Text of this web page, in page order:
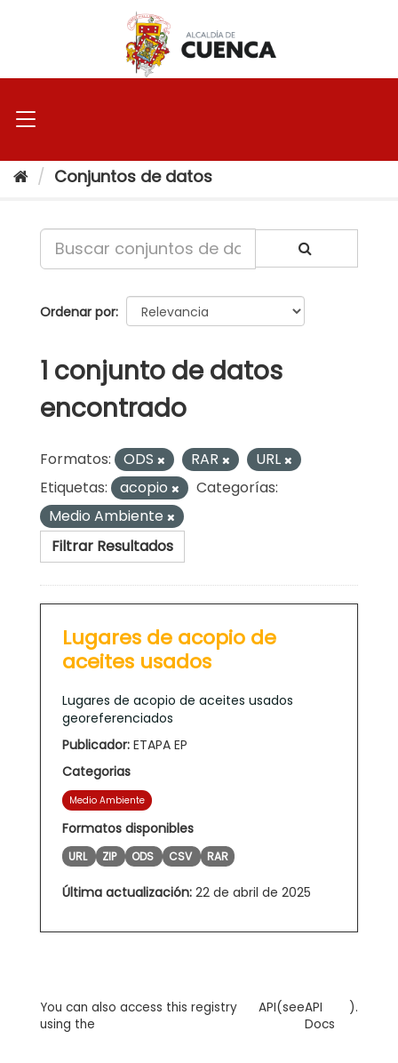
Conjuntos de datos
Ordenar por
1 conjunto de datos
encontrado
Formatos: ODS RAR
URL
Etiquetas:
acopio
Categorías:
Medio Ambiente
Filtrar Resultados
Lugares de acopio de
aceites usados
Lugares de acopio de aceites usados
georeferenciados
Publicador: ETAPA EP
Categorias
Medio Ambiente
Formatos disponibles
URL ZIP ODS CSV RAR
Última actualización: 22 de abril de 2025
You can also access this registry
using the
API(seeAPI
Docs
).